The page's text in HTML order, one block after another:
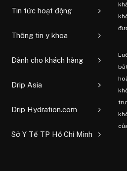
Tin tức hoạt động
Thông tin y khoa
Dành cho khách hàng
Drip Asia
Drip Hydration.com
Sở Y Tế TP Hồ Chí Minh